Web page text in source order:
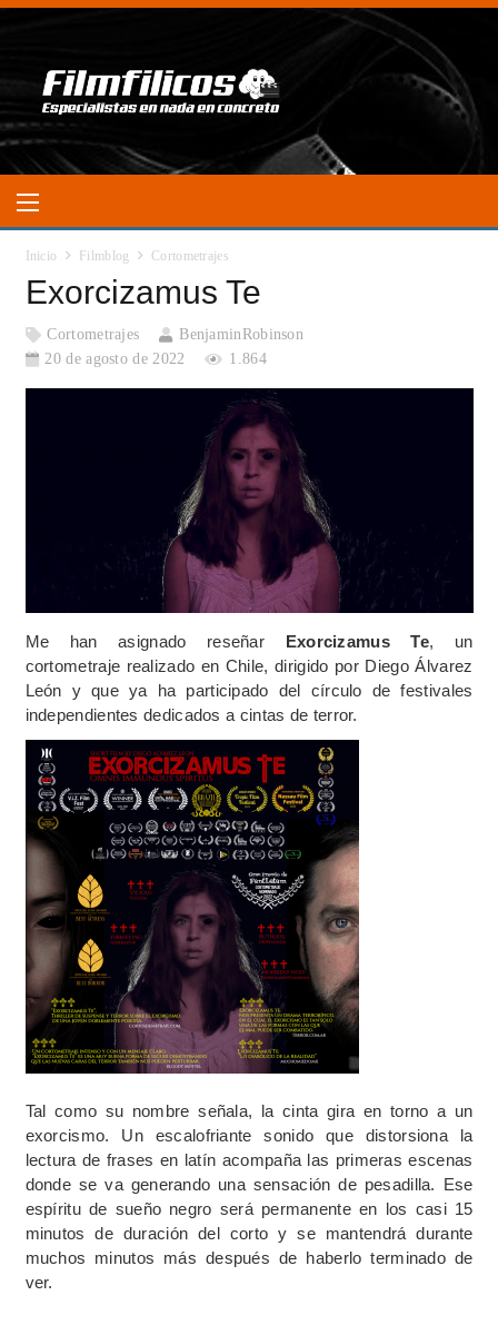
Inicio Filmblog Cortometrajes
Exorcizamus Te
Cortometrajes
BenjaminRobinson
20 de agosto de 2022
1.864
Me han asignado reseñar Exorcizamus Te, un
cortometraje realizado en Chile, dirigido por Diego Álvarez
León y que ya ha participado del círculo de festivales
independientes dedicados a cintas de terror.
Tal como su nombre señala, la cinta gira en torno a un
exorcismo. Un escalofriante sonido que distorsiona la
lectura de frases en latín acompaña las primeras escenas
donde se va generando una sensación de pesadilla. Ese
espíritu de sueño negro será permanente en los casi 15
minutos de duración del corto y se mantendrá durante
muchos minutos más después de haberlo terminado de
ver.